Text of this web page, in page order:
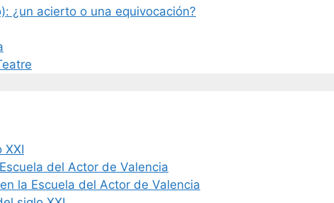
¿un acierto o una equivocación?
XXI
del Actor de Valencia
la Escuela del Actor de Valencia